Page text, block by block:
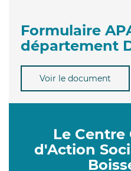
Formulaire
département
Voir le document
Le
d'Action